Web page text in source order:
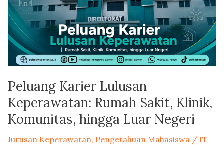
Peluang Karier Lulusan
Keperawatan: Rumah Sakit, Klinik,
Komunitas, hingga Luar Negeri
Jurusan Keperawatan, Pengetahuan Mahasiswa / IT
Rumah
Sakit,
Klinik,
Komunitas,
hingga
Negeri